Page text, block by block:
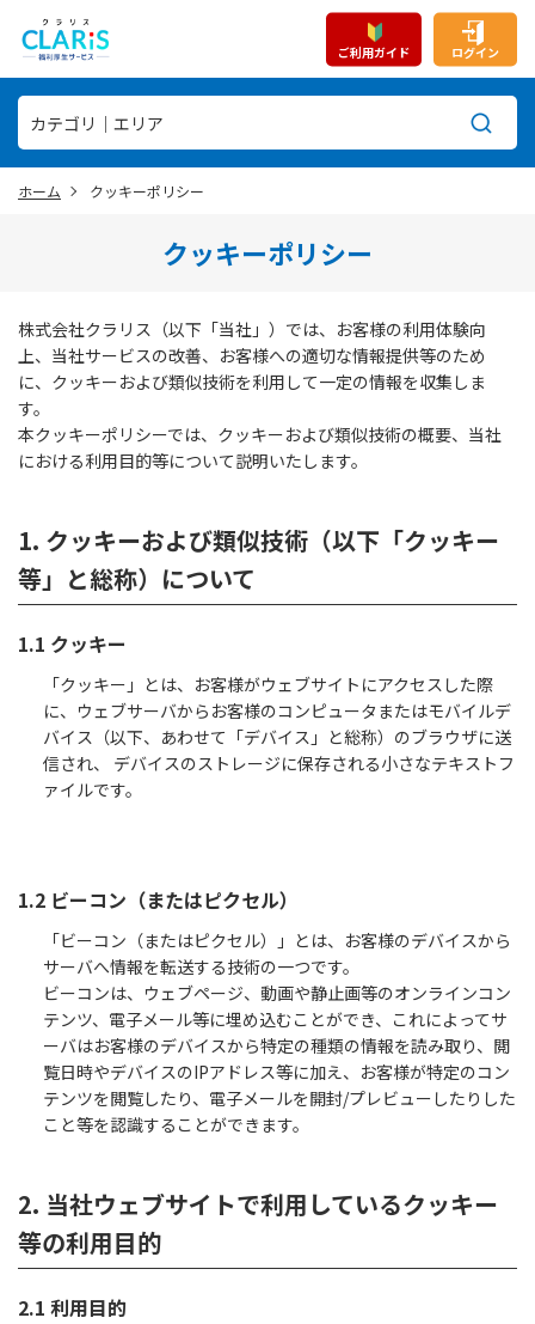
ご利用ガイド ログイン
ホーム クッキーポリシー
クッキーポリシー
株式会社クラリス（以下「当社」）では、お客様の利用体験向
上、当社サービスの改善、お客様への適切な情報提供等のため
に、クッキーおよび類似技術を利用して一定の情報を収集しま
す。
本クッキーポリシーでは、クッキーおよび類似技術の概要、当社
における利用目的等について説明いたします。
1. クッキーおよび類似技術（以下「クッキー
等」と総称）について
1.1 クッキー
「クッキー」とは、お客様がウェブサイトにアクセスした際
に、ウェブサーバからお客様のコンピュータまたはモバイルデ
バイス（以下、あわせて「デバイス」と総称）のブラウザに送
信され、 デバイスのストレージに保存される小さなテキストフ
ァイルです。
1.2 ビーコン（またはピクセル）
「ビーコン（またはピクセル）」とは、お客様のデバイスから
サーバへ情報を転送する技術の一つです。
ビーコンは、ウェブページ、動画や静止画等のオンラインコン
テンツ、電子メール等に埋め込むことができ、これによってサ
ーバはお客様のデバイスから特定の種類の情報を読み取り、閲
覧日時やデバイスのIPアドレス等に加え、お客様が特定のコン
テンツを閲覧したり、電子メールを開封/プレビューしたりした
こと等を認識することができます。
2. 当社ウェブサイトで利用しているクッキー
等の利用目的
2.1 利用目的